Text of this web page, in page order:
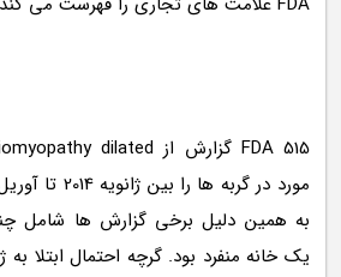
به همین دلیل برخی گزارش ها شامل
یک خانه منفرد بود. گرچه احتمال ابتلا به